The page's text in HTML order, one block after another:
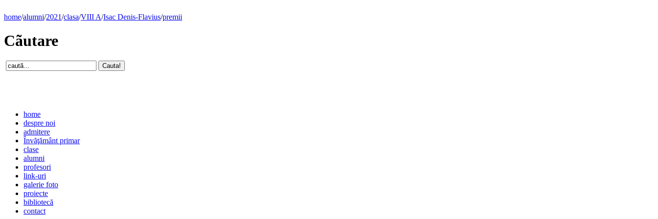
home/alumni/2021/clasa/VIII A/Isac Denis-Flavius/premii
Cãutare
home
despre noi
admitere
Învăţământ primar
clase
alumni
profesori
link-uri
galerie foto
proiecte
bibliotecă
contact